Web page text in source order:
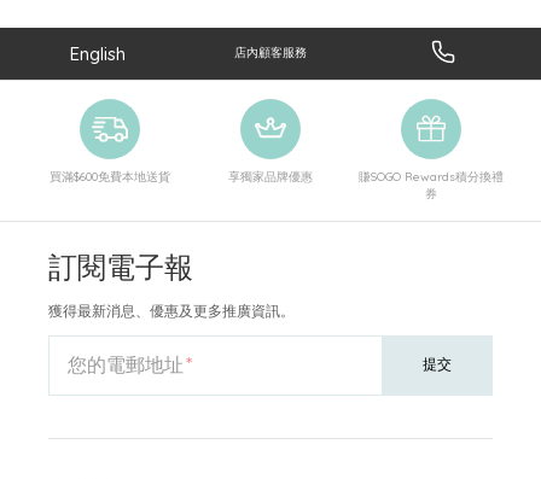
English 店內顧客服務
買滿$600免費本地送貨 享獨家品牌優惠
賺SOGO Rewards積分換禮
券
訂閱電子報
獲得最新消息、優惠及更多推廣資訊。
您的電郵地址 提交